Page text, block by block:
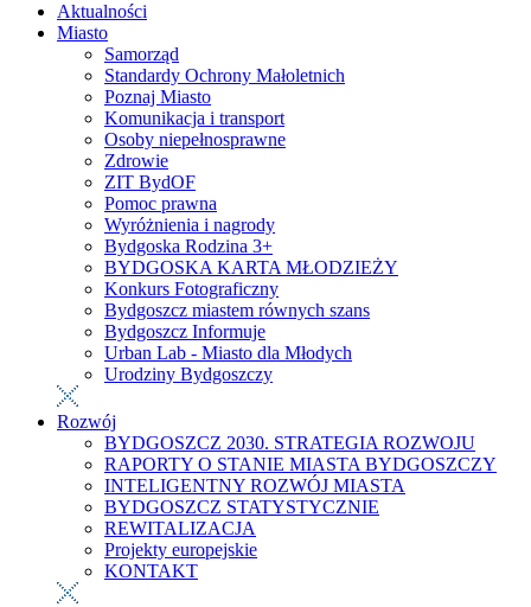
Aktualności
Miasto
Samorząd
Standardy Ochrony Małoletnich
Poznaj Miasto
Komunikacja i transport
Osoby niepełnosprawne
Zdrowie
ZIT BydOF
Pomoc prawna
Wyróżnienia i nagrody
Bydgoska Rodzina 3+
BYDGOSKA KARTA MŁODZIEŻY
Konkurs Fotograficzny
Bydgoszcz miastem równych szans
Bydgoszcz Informuje
Urban Lab - Miasto dla Młodych
Urodziny Bydgoszczy
Rozwój
BYDGOSZCZ 2030. STRATEGIA ROZWOJU
RAPORTY O STANIE MIASTA BYDGOSZCZY
INTELIGENTNY ROZWÓJ MIASTA
BYDGOSZCZ STATYSTYCZNIE
REWITALIZACJA
Projekty europejskie
KONTAKT